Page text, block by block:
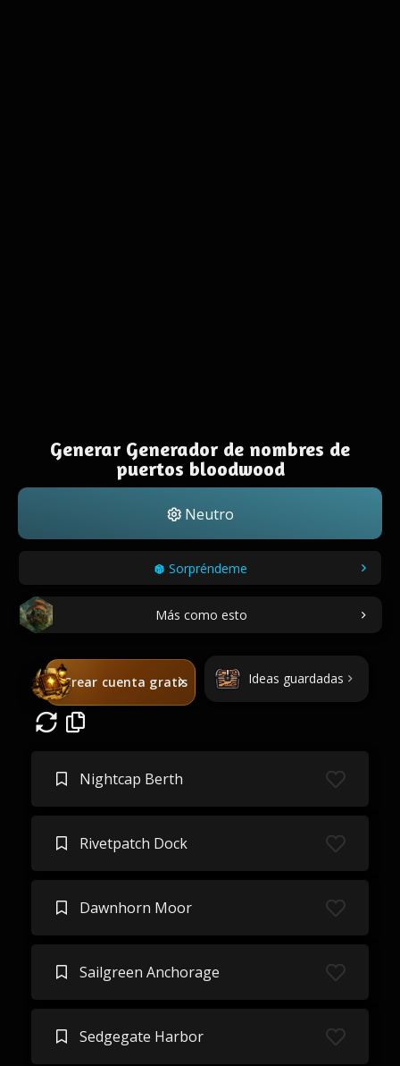
Generar Generador de nombres de
puertos bloodwood
Neutro
Sorpréndeme
Más como esto
Crear cuenta gratis Ideas guardadas
Nightcap Berth
Rivetpatch Dock
Dawnhorn Moor
Sailgreen Anchorage
Sedgegate Harbor